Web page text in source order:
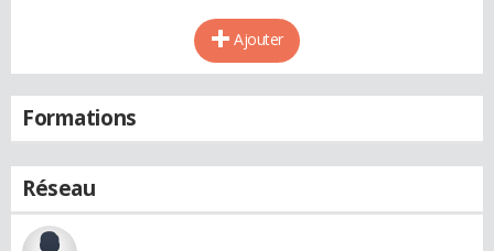
Ajouter
Formations
Réseau